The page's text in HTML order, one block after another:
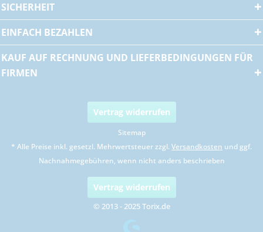
SICHERHEIT
EINFACH BEZAHLEN
KAUF AUF RECHNUNG UND LIEFERBEDINGUNGEN FÜR
FIRMEN
Vertrag widerrufen
Sitemap
* Alle Preise inkl. gesetzl. Mehrwertsteuer zzgl. Versandkosten und ggf.
Nachnahmegebühren, wenn nicht anders beschrieben
Vertrag widerrufen
© 2013 - 2025 Torix.de